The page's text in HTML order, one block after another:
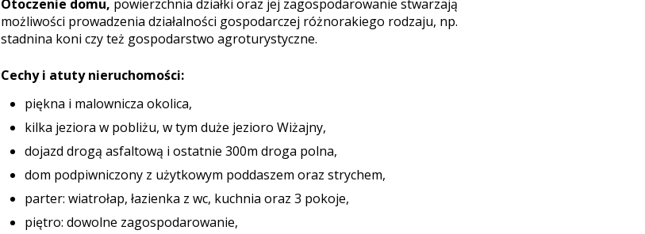
Otoczenie domu, powierzchnia działki oraz jej zagospodarowanie stwarzają
możliwości prowadzenia działalności gospodarczej różnorakiego rodzaju, np.
stadnina koni czy też gospodarstwo agroturystyczne.
Cechy i atuty nieruchomości:
piękna i malownicza okolica,
kilka jeziora w pobliżu, w tym duże jezioro Wiżajny,
dojazd drogą asfaltową i ostatnie 300m droga polna,
dom podpiwniczony z użytkowym poddaszem oraz strychem,
parter: wiatrołap, łazienka z wc, kuchnia oraz 3 pokoje,
piętro: dowolne zagospodarowanie,